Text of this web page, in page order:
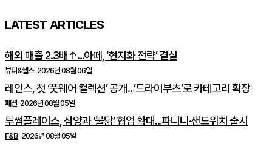
LATEST ARTICLES
해외 매출 2.3배↑…아떼, ‘현지화 전략’ 결실
뷰티&헬스 2026년 08월 06일
레인스, 첫 ‘풋웨어 컬렉션’ 공개…’드라이부츠’로 카테고리 확장
패션 2026년 08월 05일
투썸플레이스, 삼양과 ‘불닭’ 협업 확대…파니니·샌드위치 출시
F&B 2026년 08월 05일